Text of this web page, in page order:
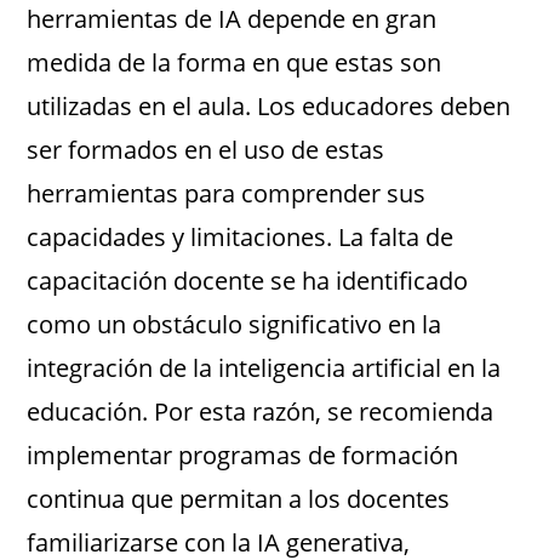
herramientas de IA depende en gran
medida de la forma en que estas son
utilizadas en el aula. Los educadores deben
ser formados en el uso de estas
herramientas para comprender sus
capacidades y limitaciones. La falta de
capacitación docente se ha identificado
como un obstáculo significativo en la
integración de la inteligencia artificial en la
educación. Por esta razón, se recomienda
implementar programas de formación
continua que permitan a los docentes
familiarizarse con la IA generativa,